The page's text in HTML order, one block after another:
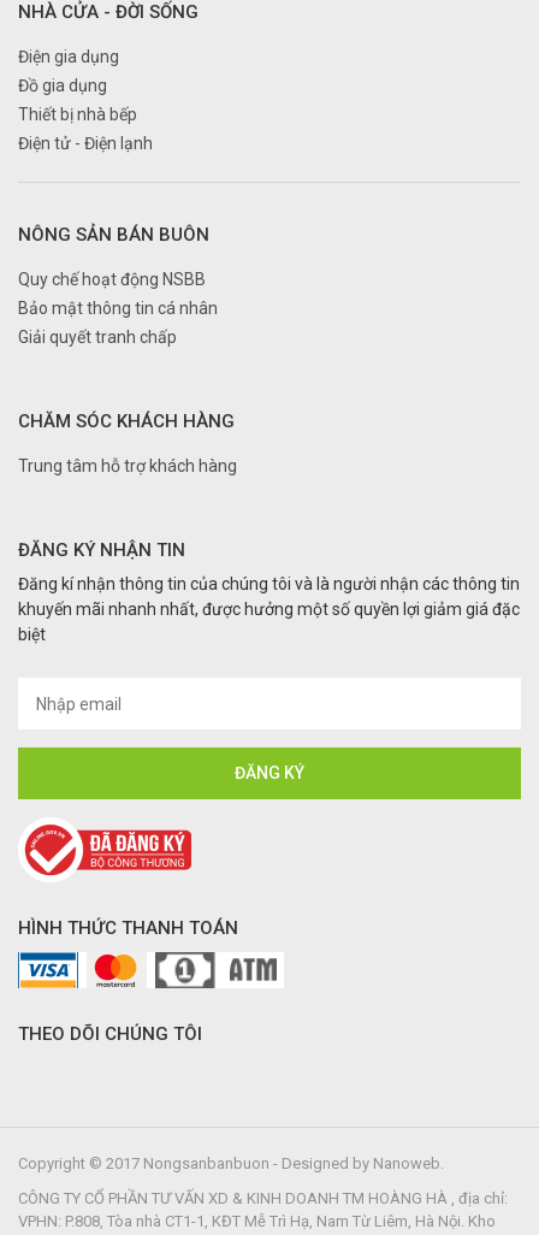
NHÀ CỬA - ĐỜI SỐNG
Điện gia dụng
Đồ gia dụng
Thiết bị nhà bếp
Điện tử - Điện lạnh
NÔNG SẢN BÁN BUÔN
Quy chế hoạt động NSBB
Bảo mật thông tin cá nhân
Giải quyết tranh chấp
CHĂM SÓC KHÁCH HÀNG
Trung tâm hỗ trợ khách hàng
ĐĂNG KÝ NHẬN TIN
Đăng kí nhận thông tin của chúng tôi và là người nhận các thông tin
khuyến mãi nhanh nhất, được hưởng một số quyền lợi giảm giá đặc
biệt
HÌNH THỨC THANH TOÁN
THEO DÕI CHÚNG TÔI
Copyright © 2017 Nongsanbanbuon - Designed by Nanoweb.
CÔNG TY CỔ PHẦN TƯ VẤN XD & KINH DOANH TM HOÀNG HÀ , địa chỉ:
VPHN: P.808, Tòa nhà CT1-1, KĐT Mễ Trì Hạ, Nam Từ Liêm, Hà Nội. Kho